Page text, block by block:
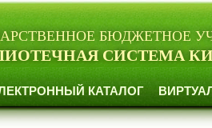
БЮДЖЕТНОЕ
СИСТЕМА
КАТАЛОГ